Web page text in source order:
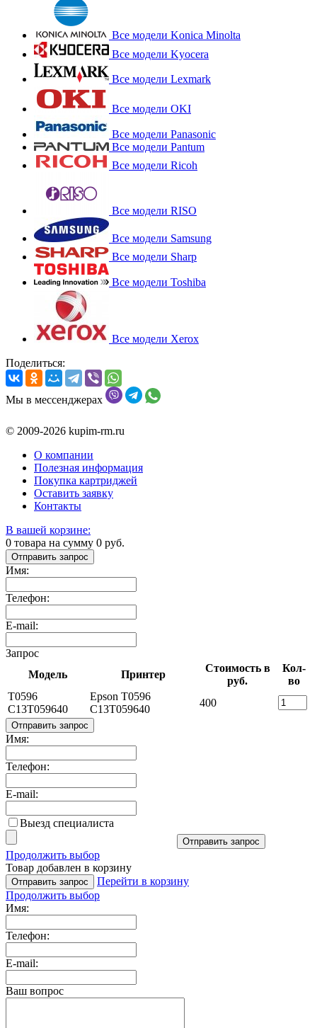
Все модели Konica Minolta
Все модели Kyocera
Все модели Lexmark
Все модели OKI
Все модели Panasonic
Все модели Pantum
Все модели Ricoh
Все модели RISO
Все модели Samsung
Все модели Sharp
Все модели Toshiba
Все модели Xerox
Поделиться:
Мы в мессенджерах
© 2009-2026 kupim-rm.ru
О компании
Полезная информация
Покупка картриджей
Оставить заявку
Контакты
В вашей корзине:
0 товара на сумму 0 руб.
Отправить запрос
Имя:
Телефон:
E-mail:
Запрос
Модель
Принтер
Стоимость в
руб.
Кол-
во
T0596
C13T059640
Epson T0596
C13T059640
400
Отправить запрос
Имя:
Телефон:
E-mail:
Выезд специалиста
Отправить запрос
Продолжить выбор
Товар добавлен в корзину
Отправить запрос
Перейти в корзину
Продолжить выбор
Имя:
Телефон:
E-mail:
Ваш вопрос